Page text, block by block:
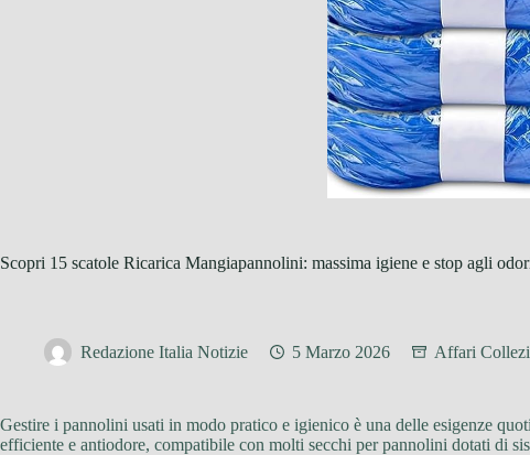
Scopri 15 scatole Ricarica Mangiapannolini: massima igiene e stop agli
Redazione Italia Notizie 5 Marzo 2026 Affari
Gestire i pannolini usati in modo pratico e igienico è una delle esigenze
efficiente e antiodore, compatibile con molti secchi per pannolini dotati di